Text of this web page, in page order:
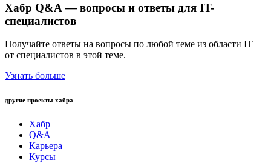
Хабр Q&A — вопросы и ответы для IT-
специалистов
Получайте ответы на вопросы по любой теме из области IT
от специалистов в этой теме.
Узнать больше
другие проекты хабра
Хабр
Q&A
Карьера
Курсы